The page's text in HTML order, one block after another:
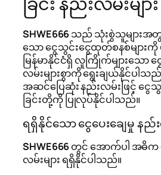
SHWE666သည် သုံးစွဲသူများ
သော ငွေသွင်းငွေထုတ်စနစ်များကို
မြန်မာနိုင်ငံရှိ လူကြိုက်များသော ငွ
လမ်းများစွာကို ရွေးချယ်နိုင်ပါ
အဆင်ပြေဆုံး နည်းလမ်းဖြင့် ငွေသွ
ခြင်းတို့ကို ပြုလုပ်နိုင်ပါသည်။
ရရှိနိုင်သော ငွေပေးချေမှု နည်း
SHWE666တွင် အောက်ပါ အဓိက
လမ်းများ ရရှိနိုင်ပါသည်။